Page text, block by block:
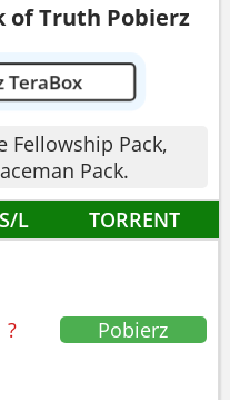
2.0 GHz
MB VRAM
4 GB HDD
Prawdy -
Final Fantasy.
i
Możesz być
złodziejem...
of Truth Pobierz
TeraBox
Fellowship Pack,
Pack.
S/L
TORRENT
? Pobierz